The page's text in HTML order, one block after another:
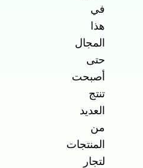
في
هذا
المجال
حتى
أصبحت
تنتج
العديد
من
المنتجات
لتجار